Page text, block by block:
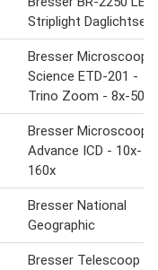
Striplight Daglichtset
Bresser Microscoop -
Science ETD-201 -
Trino Zoom - 8x-50x
Bresser Microscoop -
Advance ICD - 10x-
160x
Bresser National
Geographic
Bresser Telescoop -